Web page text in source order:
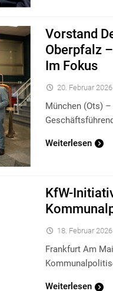
Vorstand
Oberpfalz
Im Fokus
20. Februar 2026
München (ots) –
Weiterlesen
KfW-
18. Februar 2026
Frankfurt Am
Weiterlesen